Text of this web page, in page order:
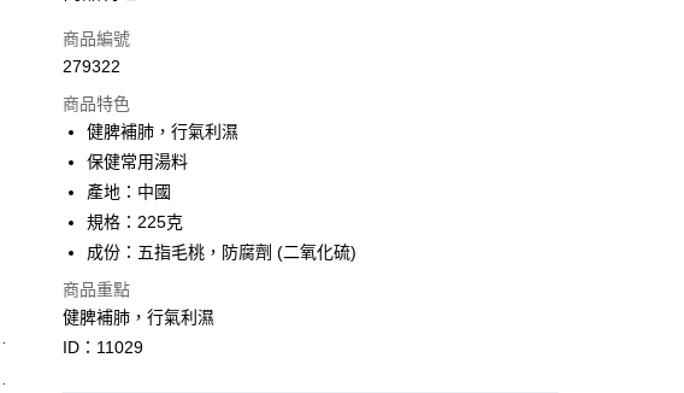
信用卡
Google Pay
AlipayHK
PayMe
WeChat Pay
BoC Pay
其他轉帳方式
商品編號
279322
商品特色
健脾補肺，行氣利濕
保健常用湯料
產地：中國
規格：225克
成份：五指毛桃，防腐劑 (二氧化硫)
商品重點
健脾補肺，行氣利濕
ID：11029